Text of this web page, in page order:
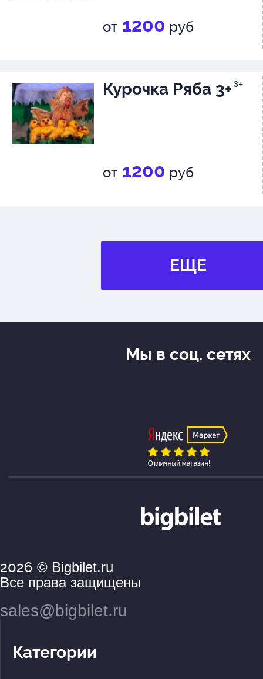
от 1200 руб
Курочка Ряба 3+ 3+
от 1200 руб
ЕЩЕ
2026 © Bigbilet.ru
Все права защищены
sales@bigbilet.ru
Категории
Мы в соц. сетях